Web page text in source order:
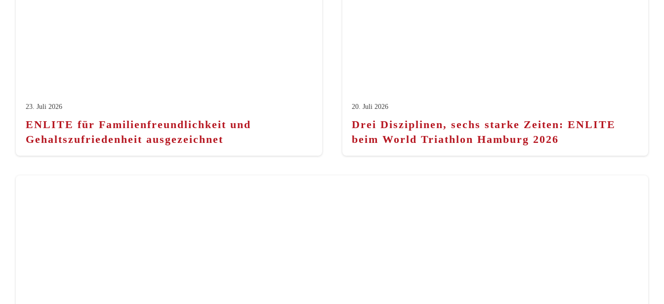
23. Juli 2026
ENLITE für Familienfreundlichkeit und
Gehaltszufriedenheit ausgezeichnet
20. Juli 2026
Drei Disziplinen, sechs starke Zeiten: ENLITE
beim World Triathlon Hamburg 2026